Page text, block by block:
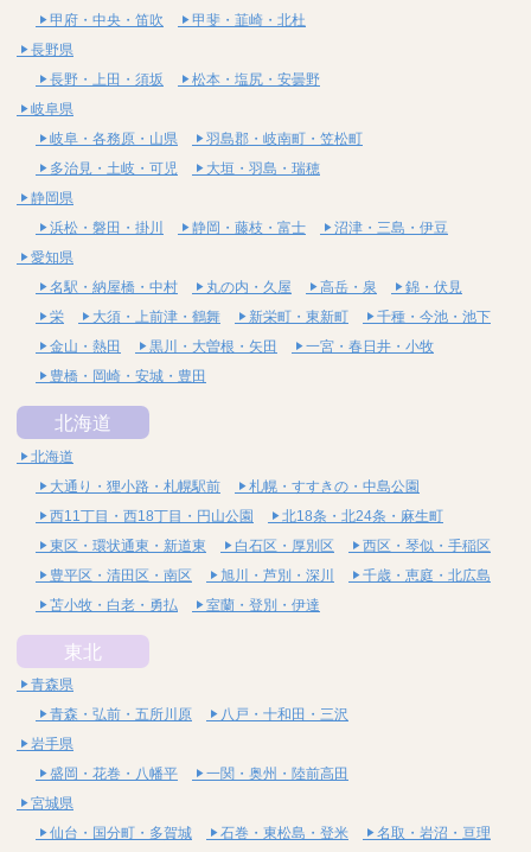
甲府・中央・笛吹
甲斐・韮崎・北杜
長野県
長野・上田・須坂
松本・塩尻・安曇野
岐阜県
岐阜・各務原・山県
羽島郡・岐南町・笠松町
多治見・土岐・可児
大垣・羽島・瑞穂
静岡県
浜松・磐田・掛川
静岡・藤枝・富士
沼津・三島・伊豆
愛知県
名駅・納屋橋・中村
丸の内・久屋 高岳・泉
錦・伏見
栄
大須・上前津・鶴舞 新栄町・東新町
千種・今池・池下
金山・熱田
黒川・大曽根・矢田
一宮・春日井・小牧
豊橋・岡崎・安城・豊田
北海道
北海道
大通り・狸小路・札幌駅前
札幌・すすきの・中島公園
西11丁目・西18丁目・円山公園
北18条・北24条・麻生町
東区・環状通東・新道東
白石区・厚別区
西区・琴似・手稲区
豊平区・清田区・南区
旭川・芦別・深川
千歳・恵庭・北広島
苫小牧・白老・勇払
室蘭・登別・伊達
東北
青森県
青森・弘前・五所川原
八戸・十和田・三沢
岩手県
盛岡・花巻・八幡平
一関・奥州・陸前高田
宮城県
仙台・国分町・多賀城
石巻・東松島・登米
名取・岩沼・亘理